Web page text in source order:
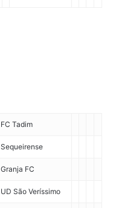
FC Tadim
Sequeirense
Granja FC
UD São Veríssimo